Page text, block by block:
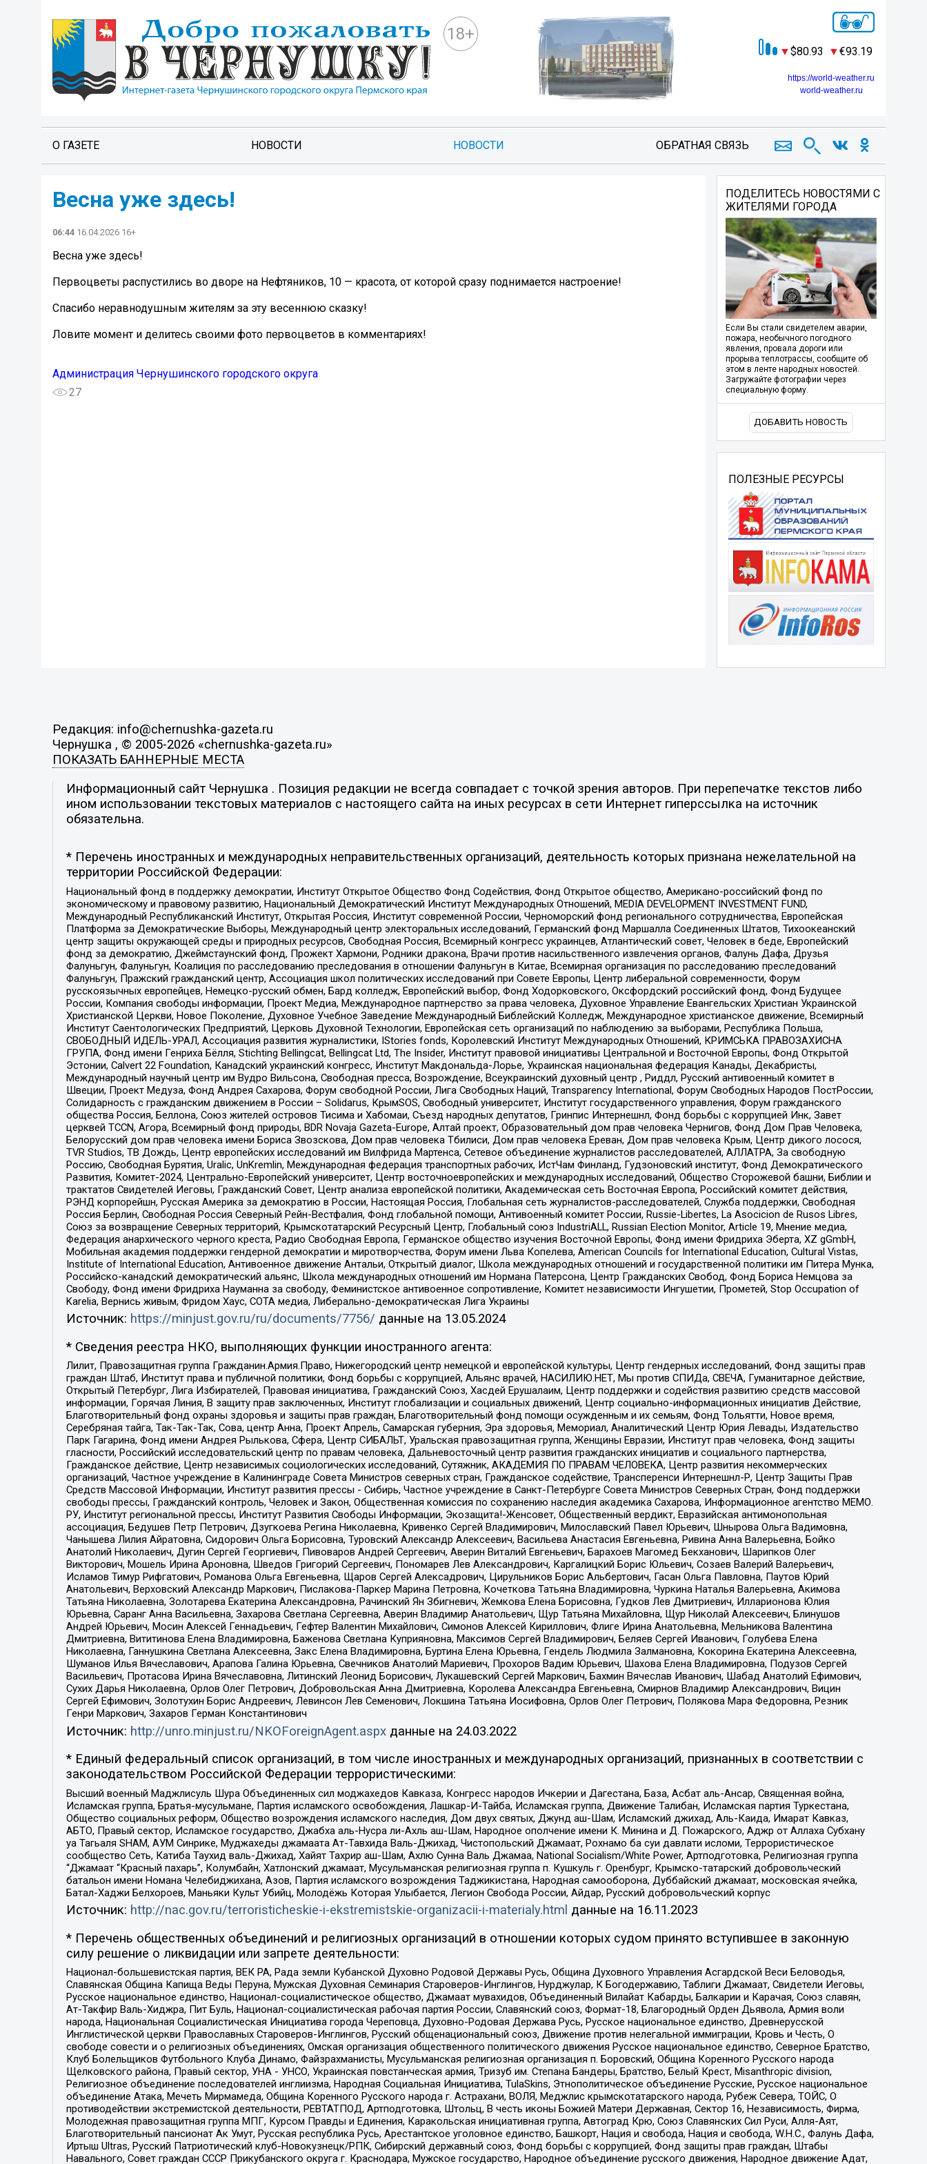
18+
80.93 93.19
https://world-weather.ru
world-weather.ru
О ГАЗЕТЕ НОВОСТИ НОВОСТИ ОБРАТНАЯ СВЯЗЬ
Весна уже здесь!
06:44 16.04.2026 16+
Весна уже здесь!
Первоцветы распустились во дворе на Нефтяников, 10 — красота, от которой сразу поднимается настроение!
Спасибо неравнодушным жителям за эту весеннюю сказку!
Ловите момент и делитесь своими фото первоцветов в комментариях!
Администрация Чернушинского городского округа
27
ПОДЕЛИТЕСЬ НОВОСТЯМИ С
ЖИТЕЛЯМИ ГОРОДА
Если Вы стали свидетелем аварии,
пожара, необычного погодного
явления, провала дороги или
прорыва теплотрассы, сообщите об
этом в ленте народных новостей.
Загружайте фотографии через
специальную форму.
ДОБАВИТЬ НОВОСТЬ
ПОЛЕЗНЫЕ РЕСУРСЫ
Редакция: info@chernushka-gazeta.ru
Чернушка , © 2005-2026 «chernushka-gazeta.ru»
ПОКАЗАТЬ БАННЕРНЫЕ МЕСТА
Информационный сайт Чернушка . Позиция редакции не всегда совпадает с точкой зрения авторов. При перепечатке текстов либо
ином использовании текстовых материалов с настоящего сайта на иных ресурсах в сети Интернет гиперссылка на источник
обязательна.
* Перечень иностранных и международных неправительственных организаций, деятельность которых признана нежелательной на
территории Российской Федерации:
Национальный фонд в поддержку демократии, Институт Открытое Общество Фонд Содействия, Фонд Открытое общество, Американо-российский фонд по
экономическому и правовому развитию, Национальный Демократический Институт Международных Отношений, MEDIA DEVELOPMENT INVESTMENT FUND,
Международный Республиканский Институт, Открытая Россия, Институт современной России, Черноморский фонд регионального сотрудничества, Европейская
Платформа за Демократические Выборы, Международный центр электоральных исследований, Германский фонд Маршалла Соединенных Штатов, Тихоокеанский
центр защиты окружающей среды и природных ресурсов, Свободная Россия, Всемирный конгресс украинцев, Атлантический совет, Человек в беде, Европейский
фонд за демократию, Джеймстаунский фонд, Прожект Хармони, Родники дракона, Врачи против насильственного извлечения органов, Фалунь Дафа, Друзья
Фалуньгун, Фалуньгун, Коалиция по расследованию преследования в отношении Фалуньгун в Китае, Всемирная организация по расследованию преследований
Фалуньгун, Пражский гражданский центр, Ассоциация школ политических исследований при Совете Европы, Центр либеральной современности, Форум
русскоязычных европейцев, Немецко-русский обмен, Бард колледж, Европейский выбор, Фонд Ходорковского, Оксфордский российский фонд, Фонд Будущее
России, Компания свободы информации, Проект Медиа, Международное партнерство за права человека, Духовное Управление Евангельских Христиан Украинской
Христианской Церкви, Новое Поколение, Духовное Учебное Заведение Международный Библейский Колледж, Международное христианское движение, Всемирный
Институт Саентологических Предприятий, Церковь Духовной Технологии, Европейская сеть организаций по наблюдению за выборами, Республика Польша,
СВОБОДНЫЙ ИДЕЛЬ-УРАЛ, Ассоциация развития журналистики, IStories fonds, Королевский Институт Международных Отношений, КРИМСЬКА ПРАВОЗАХИСНА
ГРУПА, Фонд имени Генриха Бёлля, Stichting Bellingcat, Bellingcat Ltd, The Insider, Институт правовой инициативы Центральной и Восточной Европы, Фонд Открытой
Эстонии, Calvert 22 Foundation, Канадский украинский конгресс, Институт Макдональда-Лорье, Украинская национальная федерация Канады, Декабристы,
Международный научный центр им Вудро Вильсона, Свободная пресса, Возрождение, Всеукраинский духовный центр , Риддл, Русский антивоенный комитет в
Швеции, Проект Медуза, Фонд Андрея Сахарова, Форум свободной России, Лига Свободных Наций, Transparеncy International, Форум Свободных Народов ПостРоссии,
Солидарность с гражданским движением в России – Solidarus, КрымSOS, Свободный университет, Институт государственного управления, Форум гражданского
общества Россия, Беллона, Союз жителей островов Тисима и Хабомаи, Съезд народных депутатов, Гринпис Интернешнл, Фонд борьбы с коррупцией Инк, Завет
церквей TCCN, Агора, Всемирный фонд природы, BDR Novaja Gazeta-Europe, Алтай проект, Образовательный дом прав человека Чернигов, Фонд Дом Прав Человека,
Белорусский дом прав человека имени Бориса Звозскова, Дом прав человека Тбилиси, Дом прав человека Ереван, Дом прав человека Крым, Центр дикого лосося,
TVR Studios, ТВ Дождь, Центр европейских исследований им Вилфрида Мартенса, Сетевое объединение журналистов расследователей, АЛЛАТРА, За свободную
Россию, Свободная Бурятия, Uralic, UnKremlin, Международная федерация транспортных рабочих, ИстЧам Финланд, Гудзоновский институт, Фонд Демократического
Развития, Комитет-2024, Центрально-Европейский университет, Центр восточноевропейских и международных исследований, Общество Сторожевой башни, Библии и
трактатов Свидетелей Иеговы, Гражданский Совет, Центр анализа европейской политики, Академическая сеть Восточная Европа, Российский комитет действия,
РЭНД корпорейшн, Русская Америка за демократию в России, Настоящая Россия, Глобальная сеть журналистов-расследователей, Служба поддержки, Свободная
Россия Берлин, Свободная Россия Северный Рейн-Вестфалия, Фонд глобальной помощи, Антивоенный комитет России, Russie-Libertes, La Asocicion de Rusos Libres,
Союз за возвращение Северных территорий, Крымскотатарский Ресурсный Центр, Глобальный союз IndustriALL, Russian Election Monitor, Article 19, Мнение медиа,
Федерация анархического черного креста, Радио Свободная Европа, Германское общество изучения Восточной Европы, Фонд имени Фридриха Эберта, XZ gGmbH,
Мобильная академия поддержки гендерной демократии и миротворчества, Форум имени Льва Копелева, American Councils for International Education, Cultural Vistas,
Institute of International Education, Антивоенное движение Антальи, Открытый диалог, Школа международных отношений и государственной политики им Питера Мунка,
Российско-канадский демократический альянс, Школа международных отношений им Нормана Патерсона, Центр Гражданских Свобод, Фонд Бориса Немцова за
Свободу, Фонд имени Фридриха Науманна за свободу, Феминистское антивоенное сопротивление, Комитет независимости Ингушетии, Прометей, Stop Occupation of
Karelia, Вернись живым, Фридом Хаус, СОТА медиа, Либерально-демократическая Лига Украины
Источник: https://minjust.gov.ru/ru/documents/7756/ данные на 13.05.2024
* Сведения реестра НКО, выполняющих функции иностранного агента:
Лилит, Правозащитная группа Гражданин.Армия.Право, Нижегородский центр немецкой и европейской культуры, Центр гендерных исследований, Фонд защиты прав
граждан Штаб, Институт права и публичной политики, Фонд борьбы с коррупцией, Альянс врачей, НАСИЛИЮ.НЕТ, Мы против СПИДа, СВЕЧА, Гуманитарное действие,
Открытый Петербург, Лига Избирателей, Правовая инициатива, Гражданский Союз, Хасдей Ерушалаим, Центр поддержки и содействия развитию средств массовой
информации, Горячая Линия, В защиту прав заключенных, Институт глобализации и социальных движений, Центр социально-информационных инициатив Действие,
Благотворительный фонд охраны здоровья и защиты прав граждан, Благотворительный фонд помощи осужденным и их семьям, Фонд Тольятти, Новое время,
Серебряная тайга, Так-Так-Так, Сова, центр Анна, Проект Апрель, Самарская губерния, Эра здоровья, Мемориал, Аналитический Центр Юрия Левады, Издательство
Парк Гагарина, Фонд имени Андрея Рылькова, Сфера, Центр СИБАЛЬТ, Уральская правозащитная группа, Женщины Евразии, Институт прав человека, Фонд защиты
гласности, Российский исследовательский центр по правам человека, Дальневосточный центр развития гражданских инициатив и социального партнерства,
Гражданское действие, Центр независимых социологических исследований, Сутяжник, АКАДЕМИЯ ПО ПРАВАМ ЧЕЛОВЕКА, Центр развития некоммерческих
организаций, Частное учреждение в Калининграде Совета Министров северных стран, Гражданское содействие, Трансперенси Интернешнл-Р, Центр Защиты Прав
Средств Массовой Информации, Институт развития прессы - Сибирь, Частное учреждение в Санкт-Петербурге Совета Министров Северных Стран, Фонд поддержки
свободы прессы, Гражданский контроль, Человек и Закон, Общественная комиссия по сохранению наследия академика Сахарова, Информационное агентство МЕМО.
РУ, Институт региональной прессы, Институт Развития Свободы Информации, Экозащита!-Женсовет, Общественный вердикт, Евразийская антимонопольная
ассоциация, Бедушев Петр Петрович, Дзугкоева Регина Николаевна, Кривенко Сергей Владимирович, Милославский Павел Юрьевич, Шнырова Ольга Вадимовна,
Чанышева Лилия Айратовна, Сидорович Ольга Борисовна, Туровский Александр Алексеевич, Васильева Анастасия Евгеньевна, Ривина Анна Валерьевна, Бойко
Анатолий Николаевич, Дугин Сергей Георгиевич, Пивоваров Андрей Сергеевич, Аверин Виталий Евгеньевич, Барахоев Магомед Бекханович, Шарипков Олег
Викторович, Мошель Ирина Ароновна, Шведов Григорий Сергеевич, Пономарев Лев Александрович, Каргалицкий Борис Юльевич, Созаев Валерий Валерьевич,
Исламов Тимур Рифгатович, Романова Ольга Евгеньевна, Щаров Сергей Алексадрович, Цирульников Борис Альбертович, Гасан Ольга Павловна, Паутов Юрий
Анатольевич, Верховский Александр Маркович, Пислакова-Паркер Марина Петровна, Кочеткова Татьяна Владимировна, Чуркина Наталья Валерьевна, Акимова
Татьяна Николаевна, Золотарева Екатерина Александровна, Рачинский Ян Збигневич, Жемкова Елена Борисовна, Гудков Лев Дмитриевич, Илларионова Юлия
Юрьевна, Саранг Анна Васильевна, Захарова Светлана Сергеевна, Аверин Владимир Анатольевич, Щур Татьяна Михайловна, Щур Николай Алексеевич, Блинушов
Андрей Юрьевич, Мосин Алексей Геннадьевич, Гефтер Валентин Михайлович, Симонов Алексей Кириллович, Флиге Ирина Анатольевна, Мельникова Валентина
Дмитриевна, Вититинова Елена Владимировна, Баженова Светлана Куприяновна, Максимов Сергей Владимирович, Беляев Сергей Иванович, Голубева Елена
Николаевна, Ганнушкина Светлана Алексеевна, Закс Елена Владимировна, Буртина Елена Юрьевна, Гендель Людмила Залмановна, Кокорина Екатерина Алексеевна,
Шуманов Илья Вячеславович, Арапова Галина Юрьевна, Свечников Анатолий Мариевич, Прохоров Вадим Юрьевич, Шахова Елена Владимировна, Подузов Сергей
Васильевич, Протасова Ирина Вячеславовна, Литинский Леонид Борисович, Лукашевский Сергей Маркович, Бахмин Вячеслав Иванович, Шабад Анатолий Ефимович,
Сухих Дарья Николаевна, Орлов Олег Петрович, Добровольская Анна Дмитриевна, Королева Александра Евгеньевна, Смирнов Владимир Александрович, Вицин
Сергей Ефимович, Золотухин Борис Андреевич, Левинсон Лев Семенович, Локшина Татьяна Иосифовна, Орлов Олег Петрович, Полякова Мара Федоровна, Резник
Генри Маркович, Захаров Герман Константинович
Источник: http://unro.minjust.ru/NKOForeignAgent.aspxданные на 24.03.2022
* Единый федеральный список организаций, в том числе иностранных и международных организаций, признанных в соответствии с
законодательством Российской Федерации террористическими:
Высший военный Маджлисуль Шура Объединенных сил моджахедов Кавказа, Конгресс народов Ичкерии и Дагестана, База, Асбат аль-Ансар, Священная война,
Исламская группа, Братья-мусульмане, Партия исламского освобождения, Лашкар-И-Тайба, Исламская группа, Движение Талибан, Исламская партия Туркестана,
Общество социальных реформ, Общество возрождения исламского наследия, Дом двух святых, Джунд аш-Шам, Исламский джихад, Аль-Каида, Имарат Кавказ,
АБТО, Правый сектор, Исламское государство, Джабха аль-Нусра ли-Ахль аш-Шам, Народное ополчение имени К. Минина и Д. Пожарского, Аджр от Аллаха Субхану
уа Тагьаля SHAM, АУМ Синрике, Муджахеды джамаата Ат-Тавхида Валь-Джихад, Чистопольский Джамаат, Рохнамо ба суи давлати исломи, Террористическое
сообщество Сеть, Катиба Таухид валь-Джихад, Хайят Тахрир аш-Шам, Ахлю Сунна Валь Джамаа, National Socialism/White Power, Артподготовка, Религиозная группа
“Джамаат “Красный пахарь”, Колумбайн, Хатлонский джамаат, Мусульманская религиозная группа п. Кушкуль г. Оренбург, Крымско-татарский добровольческий
батальон имени Номана Челебиджихана, Азов, Партия исламского возрождения Таджикистана, Народная самооборона, Дуббайский джамаат, московская ячейка,
Батал-Хаджи Белхороев, Маньяки Культ Убийц, Молодёжь Которая Улыбается, Легион Свобода России, Айдар, Русский добровольческий корпус
Источник: http://nac.gov.ru/terroristicheskie-i-ekstremistskie-organizacii-i-materialy.html данные на 16.11.2023
* Перечень общественных объединений и религиозных организаций в отношении которых судом принято вступившее в законную
силу решение о ликвидации или запрете деятельности:
Национал-большевистская партия, ВЕК РА, Рада земли Кубанской Духовно Родовой Державы Русь, Община Духовного Управления Асгардской Веси Беловодья,
Славянская Община Капища Веды Перуна, Мужская Духовная Семинария Староверов-Инглингов, Нурджулар, К Богодержавию, Таблиги Джамаат, Свидетели Иеговы,
Русское национальное единство, Национал-социалистическое общество, Джамаат мувахидов, Объединенный Вилайат Кабарды, Балкарии и Карачая, Союз славян,
Ат-Такфир Валь-Хиджра, Пит Буль, Национал-социалистическая рабочая партия России, Славянский союз, Формат-18, Благородный Орден Дьявола, Армия воли
народа, Национальная Социалистическая Инициатива города Череповца, Духовно-Родовая Держава Русь, Русское национальное единство, Древнерусской
Инглистической церкви Православных Староверов-Инглингов, Русский общенациональный союз, Движение против нелегальной иммиграции, Кровь и Честь, О
свободе совести и о религиозных объединениях, Омская организация общественного политического движения Русское национальное единство, Северное Братство,
Клуб Болельщиков Футбольного Клуба Динамо, Файзрахманисты, Мусульманская религиозная организация п. Боровский, Община Коренного Русского народа
Щелковского района, Правый сектор, УНА - УНСО, Украинская повстанческая армия, Тризуб им. Степана Бандеры, Братство, Белый Крест, Misanthropic division,
Религиозное объединение последователей инглиизма, Народная Социальная Инициатива, TulaSkins, Этнополитическое объединение Русские, Русское национальное
объединение Атака, Мечеть Мирмамеда, Община Коренного Русского народа г. Астрахани, ВОЛЯ, Меджлис крымскотатарского народа, Рубеж Севера, ТОЙС, О
противодействии экстремистской деятельности, РЕВТАТПОД, Артподготовка, Штольц, В честь иконы Божией Матери Державная, Сектор 16, Независимость, Фирма,
Молодежная правозащитная группа МПГ, Курсом Правды и Единения, Каракольская инициативная группа, Автоград Крю, Союз Славянских Сил Руси, Алля-Аят,
Благотворительный пансионат Ак Умут, Русская республика Русь, Арестантское уголовное единство, Башкорт, Нация и свобода, Нация и свобода, W.H.С., Фалунь Дафа,
Иртыш Ultras, Русский Патриотический клуб-Новокузнецк/РПК, Сибирский державный союз, Фонд борьбы с коррупцией, Фонд защиты прав граждан, Штабы
Навального, Совет граждан СССР Прикубанского округа г. Краснодара, Мужское государство, Народное объединение русского движения, Народное движение Адат,